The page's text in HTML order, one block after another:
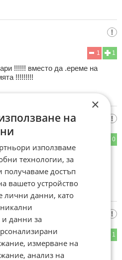
1
1
!!!!!! вместо да .ереме на
!!!!!!!!!
0
НЕ Ви ли стана ясно, че
Земята я отпишете... 3000
1
достъп, ток, газ
×
на
използваме
технологии, за
получаваме достъп
вашето устройство
лични данни, като
данни за
измерване на
анализ на